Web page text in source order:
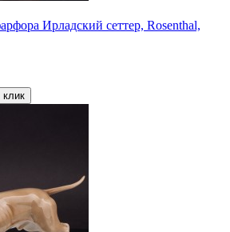
Ирладский сеттер, Rosenthal,
клик